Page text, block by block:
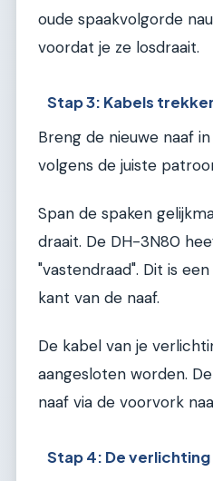
oude spaakvolgorde
voordat je ze losdraait.
Stap 3: Kabels
Breng de nieuwe naaf
volgens de juiste
Span de spaken
draait. De DH-3N80
"vastendraad". Dit is
kant van de naaf.
De kabel van je
aangesloten worden.
naaf via de voorvork
Stap 4: De